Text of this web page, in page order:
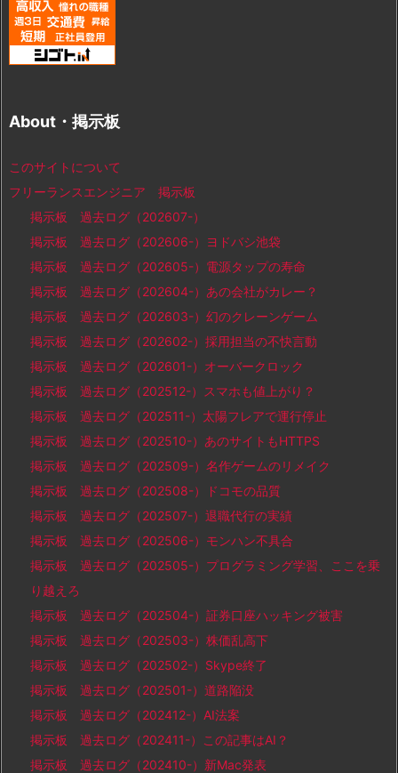
About・掲示板
このサイトについて
フリーランスエンジニア 掲示板
掲示板 過去ログ（202607-）
掲示板 過去ログ（202606-）ヨドバシ池袋
掲示板 過去ログ（202605-）電源タップの寿命
掲示板 過去ログ（202604-）あの会社がカレー？
掲示板 過去ログ（202603-）幻のクレーンゲーム
掲示板 過去ログ（202602-）採用担当の不快言動
掲示板 過去ログ（202601-）オーバークロック
掲示板 過去ログ（202512-）スマホも値上がり？
掲示板 過去ログ（202511-）太陽フレアで運行停止
掲示板 過去ログ（202510-）あのサイトもHTTPS
掲示板 過去ログ（202509-）名作ゲームのリメイク
掲示板 過去ログ（202508-）ドコモの品質
掲示板 過去ログ（202507-）退職代行の実績
掲示板 過去ログ（202506-）モンハン不具合
掲示板 過去ログ（202505-）プログラミング学習、ここを乗
り越えろ
掲示板 過去ログ（202504-）証券口座ハッキング被害
掲示板 過去ログ（202503-）株価乱高下
掲示板 過去ログ（202502-）Skype終了
掲示板 過去ログ（202501-）道路陥没
掲示板 過去ログ（202412-）AI法案
掲示板 過去ログ（202411-）この記事はAI？
掲示板 過去ログ（202410-）新Mac発表